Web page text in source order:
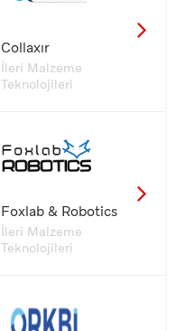
Collaxır
İleri Malzeme
Teknolojileri
Foxlab & Robotics
İleri Malzeme
Teknolojileri